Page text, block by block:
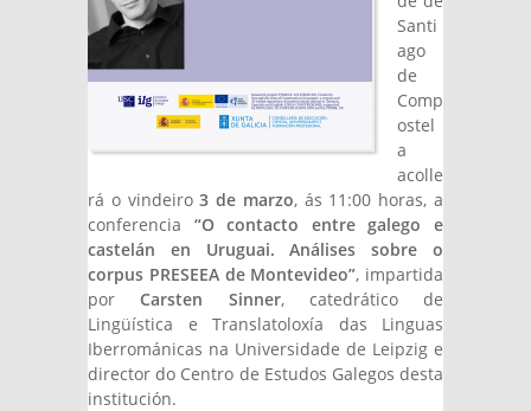
Santi
ago
de
Comp
ostel
a
acolle
rá o vindeiro3 de marzo, ás 11:00 horas, a
conferencia “O contacto entre galego e
castelán en Uruguai. Análises sobre o
corpus PRESEEA de Montevideo”, impartida
por Carsten Sinner, catedrático de
Lingüística e Translatoloxía das Linguas
Iberrománicas na Universidade de Leipzig e
director do Centro de Estudos Galegos desta
institución.